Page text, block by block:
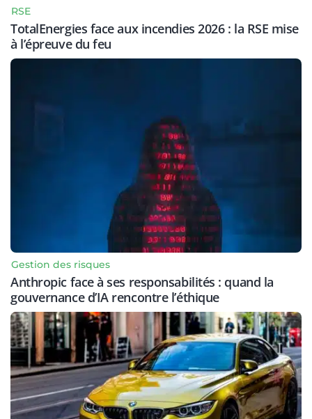
RSE
TotalEnergies face aux incendies 2026 : la RSE mise
à l’épreuve du feu
Gestion des risques
Anthropic face à ses responsabilités : quand la
gouvernance d’IA rencontre l’éthique